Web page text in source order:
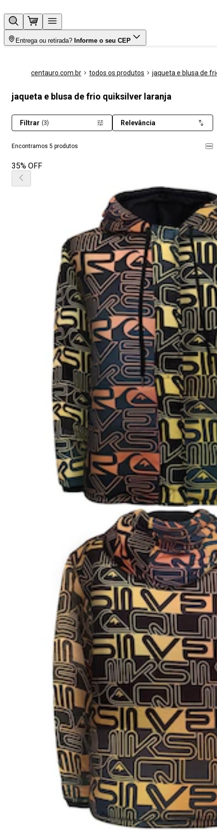
Entrega ou retirada? Informe o seu CEP
centauro.com.br todos os produtos jaqueta e blusa de
jaqueta e blusa de frio quiksilver laranja
Encontramos 5 produtos
Filtrar (3) Relevância
35% OFF